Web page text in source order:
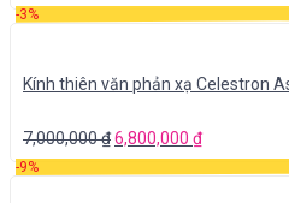
-3%
Kính thiên văn phản xạ Celestron
7,000,000₫6,800,000 ₫
-9%